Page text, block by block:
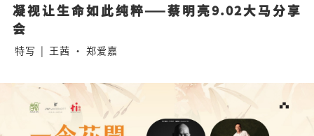
凝视让生命如此纯粹——蔡明亮9.02大马分享
会
特写 | 王茜 · 郑爱嘉